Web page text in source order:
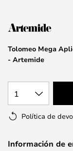
galería
imágenes
Tolomeo Mega
- Artemide
1
Política de
Información de